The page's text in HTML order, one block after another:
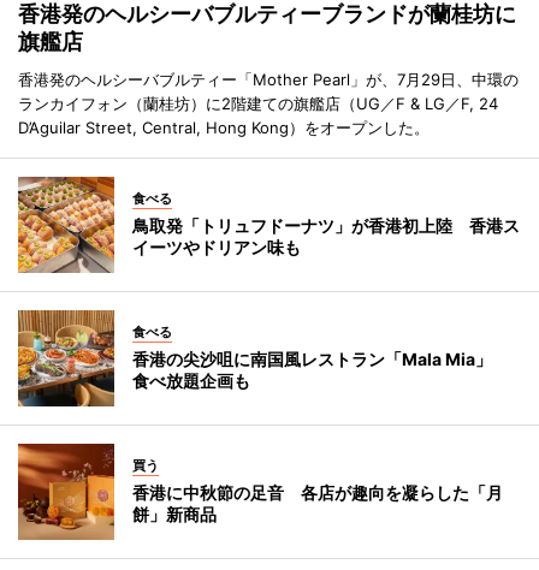
香港発のヘルシーバブルティーブランドが蘭桂坊に
旗艦店
香港発のヘルシーバブルティー「Mother Pearl」が、7月29日、中環の
ランカイフォン（蘭桂坊）に2階建ての旗艦店（UG／F & LG／F, 24
D’Aguilar Street, Central, Hong Kong）をオープンした。
食べる
鳥取発「トリュフドーナツ」が香港初上陸 香港ス
イーツやドリアン味も
食べる
香港の尖沙咀に南国風レストラン「Mala Mia」
食べ放題企画も
買う
香港に中秋節の足音 各店が趣向を凝らした「月
餅」新商品